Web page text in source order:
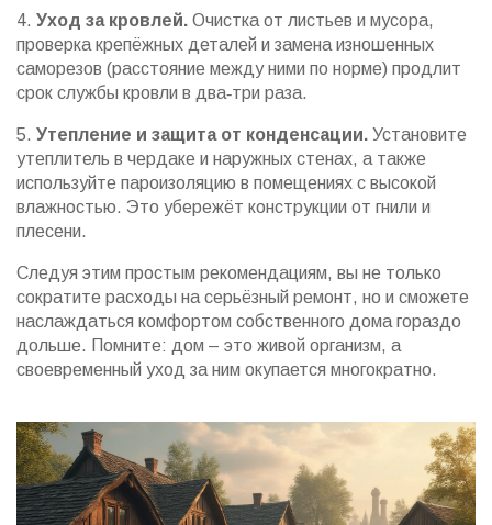
4. Уход за кровлей. Очистка от листьев и мусора,
проверка крепёжных деталей и замена изношенных
саморезов (расстояние между ними по норме) продлит
срок службы кровли в два‑три раза.
5. Утепление и защита от конденсации. Установите
утеплитель в чердаке и наружных стенах, а также
используйте пароизоляцию в помещениях с высокой
влажностью. Это убережёт конструкции от гнили и
плесени.
Следуя этим простым рекомендациям, вы не только
сократите расходы на серьёзный ремонт, но и сможете
наслаждаться комфортом собственного дома гораздо
дольше. Помните: дом – это живой организм, а
своевременный уход за ним окупается многократно.